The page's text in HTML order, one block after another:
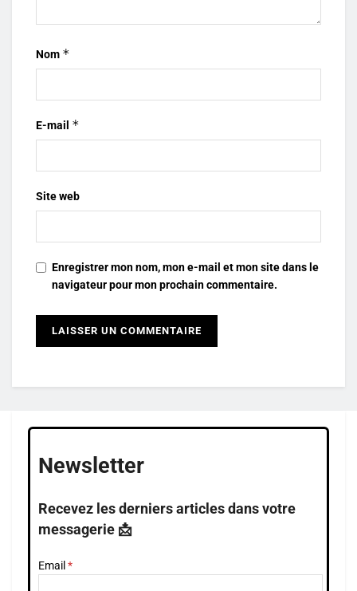
Nom *
E-mail *
Site web
Enregistrer mon nom, mon e-mail et mon site dans le
navigateur pour mon prochain commentaire.
Newsletter
Recevez les derniers articles dans votre
messagerie 📩
Email